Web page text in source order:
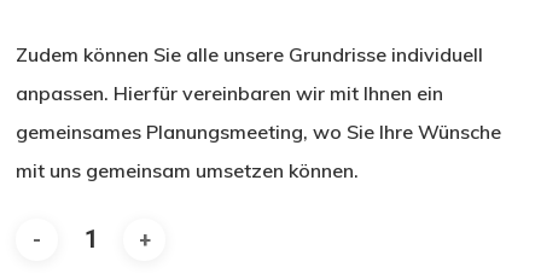
Zudem können Sie alle unsere Grundrisse individuell
anpassen. Hierfür vereinbaren wir mit Ihnen ein
gemeinsames Planungsmeeting, wo Sie Ihre Wünsche
mit uns gemeinsam umsetzen können.